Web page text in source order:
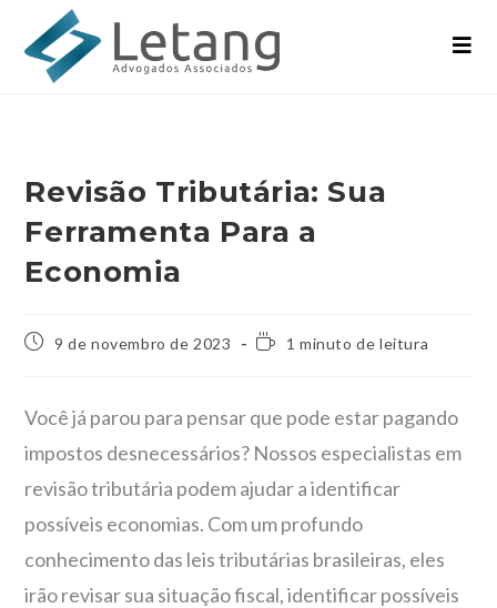
Revisão Tributária: Sua
Ferramenta Para a
Economia
9 de novembro de 2023 1 minuto de leitura
Você já parou para pensar que pode estar pagando
impostos desnecessários? Nossos especialistas em
revisão tributária podem ajudar a identificar
possíveis economias. Com um profundo
conhecimento das leis tributárias brasileiras, eles
irão revisar sua situação fiscal, identificar possíveis